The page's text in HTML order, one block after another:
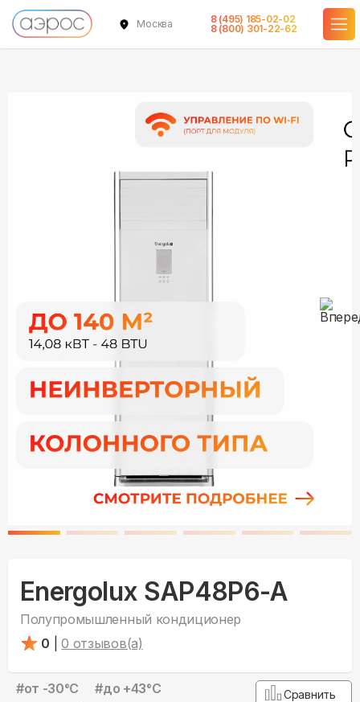
Москва
8 (495) 185-02-02
8 (800) 301-22-62
Energolux SAP48P6-A
Полупромышленный кондиционер
0
0 отзывов(а)
#от -30°С #до +43°С
Сравнить
в наличии
в наличии